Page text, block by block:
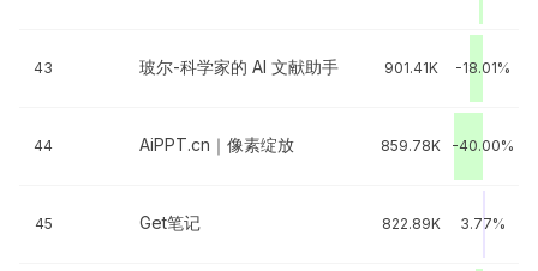
43 玻尔-科学家的 AI 文献助手 901.41K -18.01%
44 AiPPT.cn｜像素绽放 859.78K -40.00%
45 Get笔记 822.89K 3.77%